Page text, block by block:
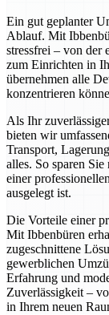
Ein gut geplanter
Ablauf. Mit
stressfrei – von der
zum Einrichten in
übernehmen alle
konzentrieren
Als Ihr
bieten wir
Transport,
alles. So sparen
einer
ausgelegt ist.
Die Vorteile einer
Mit Ibbenbüren
zugeschnittene
gewerblichen
Erfahrung und
Zuverlässigkeit –
in Ihrem neuen